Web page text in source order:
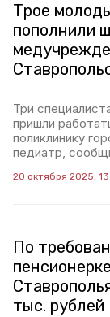
Трое
пополнили
Три
пришли
поликлинику
педиатр,
20 октября 2025,
По
тыс. рублей